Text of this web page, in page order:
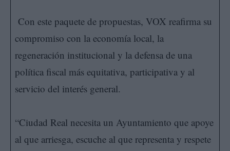
Con este paquete de propuestas, VOX reafirma su
compromiso con la economía local, la
regeneración institucional y la defensa de una
política fiscal más equitativa, participativa y al
servicio del interés general.
“Ciudad Real necesita un Ayuntamiento que apoye
al que arriesga, escuche al que representa y respete